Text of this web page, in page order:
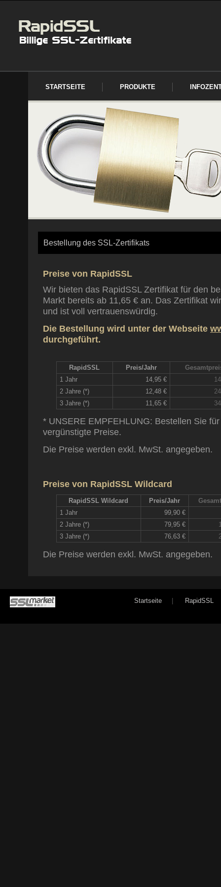
STARTSEITE PRODUKTE
Bestellung des SSL-Zertifikats
Preise von RapidSSL
Wir bieten das RapidSSL Zertifikat für den
Markt bereits ab 11,65 € an. Das Zertifikat
und ist voll vertrauenswürdig.
Die Bestellung wird unter der Webseite
durchgeführt.
RapidSSL Preis/Jahr
1 Jahr
14,95 €
2 Jahre (*)
12,48 €
3 Jahre (*)
11,65 €
* UNSERE EMPFEHLUNG: Bestellen Sie
vergünstigte Preise.
Die Preise werden exkl. MwSt. angegeben.
Preise von RapidSSL Wildcard
RapidSSL Wildcard Preis/Jahr
1 Jahr
99,90 €
2 Jahre (*)
79,95 €
3 Jahre (*)
76,63 €
Die Preise werden exkl. MwSt. angegeben.
Startseite RapidSSL